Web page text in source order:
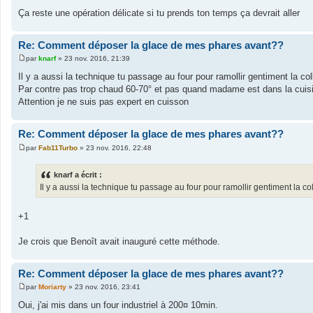
Ça reste une opération délicate si tu prends ton temps ça devrait aller
Re: Comment déposer la glace de mes phares avant??
M
s
s
a
g
parknarf» 23 nov. 2016, 21:39
Il y a aussi la technique tu passage au four pour ramollir gentiment la
Par contre pas trop chaud 60-70° et pas quand madame est dans la
Attention je ne suis pas expert en cuisson
Re: Comment déposer la glace de mes phares avant??
M
parFab11Turbo » 23 nov. 2016, 22:48
knarf a écrit :
Il y a aussi la technique tu passage au four pour ramollir gentiment la
+1
Je crois que Benoît avait inauguré cette méthode.
Re: Comment déposer la glace de mes phares avant??
M
e
s
parMoriarty » 23 nov. 2016, 23:41
Oui, j'ai mis dans un four industriel à 200¤ 10min.